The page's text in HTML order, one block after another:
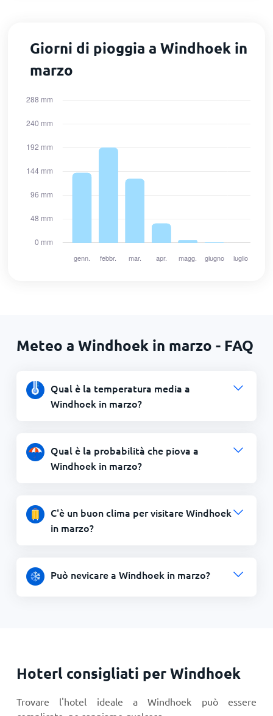
Giorni di pioggia a Windhoek in
marzo
Meteo a Windhoek in marzo - FAQ
Qual è la temperatura media a
Windhoek in marzo?
Qual è la probabilità che piova a
Windhoek in marzo?
C'è un buon clima per visitare Windhoek
in marzo?
Può nevicare a Windhoek in marzo?
Hoterl consigliati per Windhoek
Trovare l'hotel ideale a Windhoek può essere